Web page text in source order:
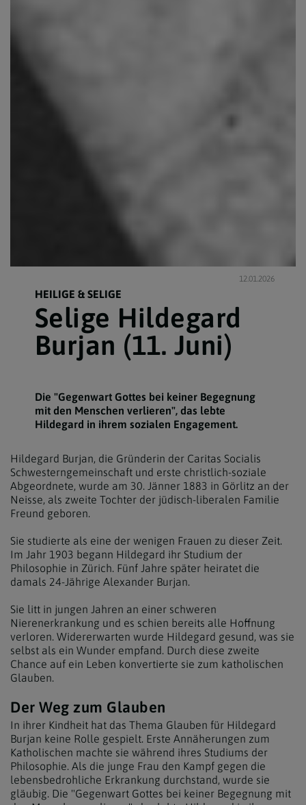
12.01.2026
HEILIGE & SELIGE
Selige Hildegard
Burjan (11. Juni)
Die "Gegenwart Gottes bei keiner Begegnung
mit den Menschen verlieren", das lebte
Hildegard in ihrem sozialen Engagement.
Hildegard Burjan, die Gründerin der Caritas Socialis
Schwesterngemeinschaft und erste christlich-soziale
Abgeordnete, wurde am 30. Jänner 1883 in Görlitz an der
Neisse, als zweite Tochter der jüdisch-liberalen Familie
Freund geboren.
Sie studierte als eine der wenigen Frauen zu dieser Zeit.
Im Jahr 1903 begann Hildegard ihr Studium der
Philosophie in Zürich. Fünf Jahre später heiratet die
damals 24-Jährige Alexander Burjan.
Sie litt in jungen Jahren an einer schweren
Nierenerkrankung und es schien bereits alle Hoffnung
verloren. Widererwarten wurde Hildegard gesund, was sie
selbst als ein Wunder empfand. Durch diese zweite
Chance auf ein Leben konvertierte sie zum katholischen
Glauben.
Der Weg zum Glauben
In ihrer Kindheit hat das Thema Glauben für Hildegard
Burjan keine Rolle gespielt. Erste Annäherungen zum
Katholischen machte sie während ihres Studiums der
Philosophie. Als die junge Frau den Kampf gegen die
lebensbedrohliche Erkrankung durchstand, wurde sie
gläubig. Die "Gegenwart Gottes bei keiner Begegnung mit